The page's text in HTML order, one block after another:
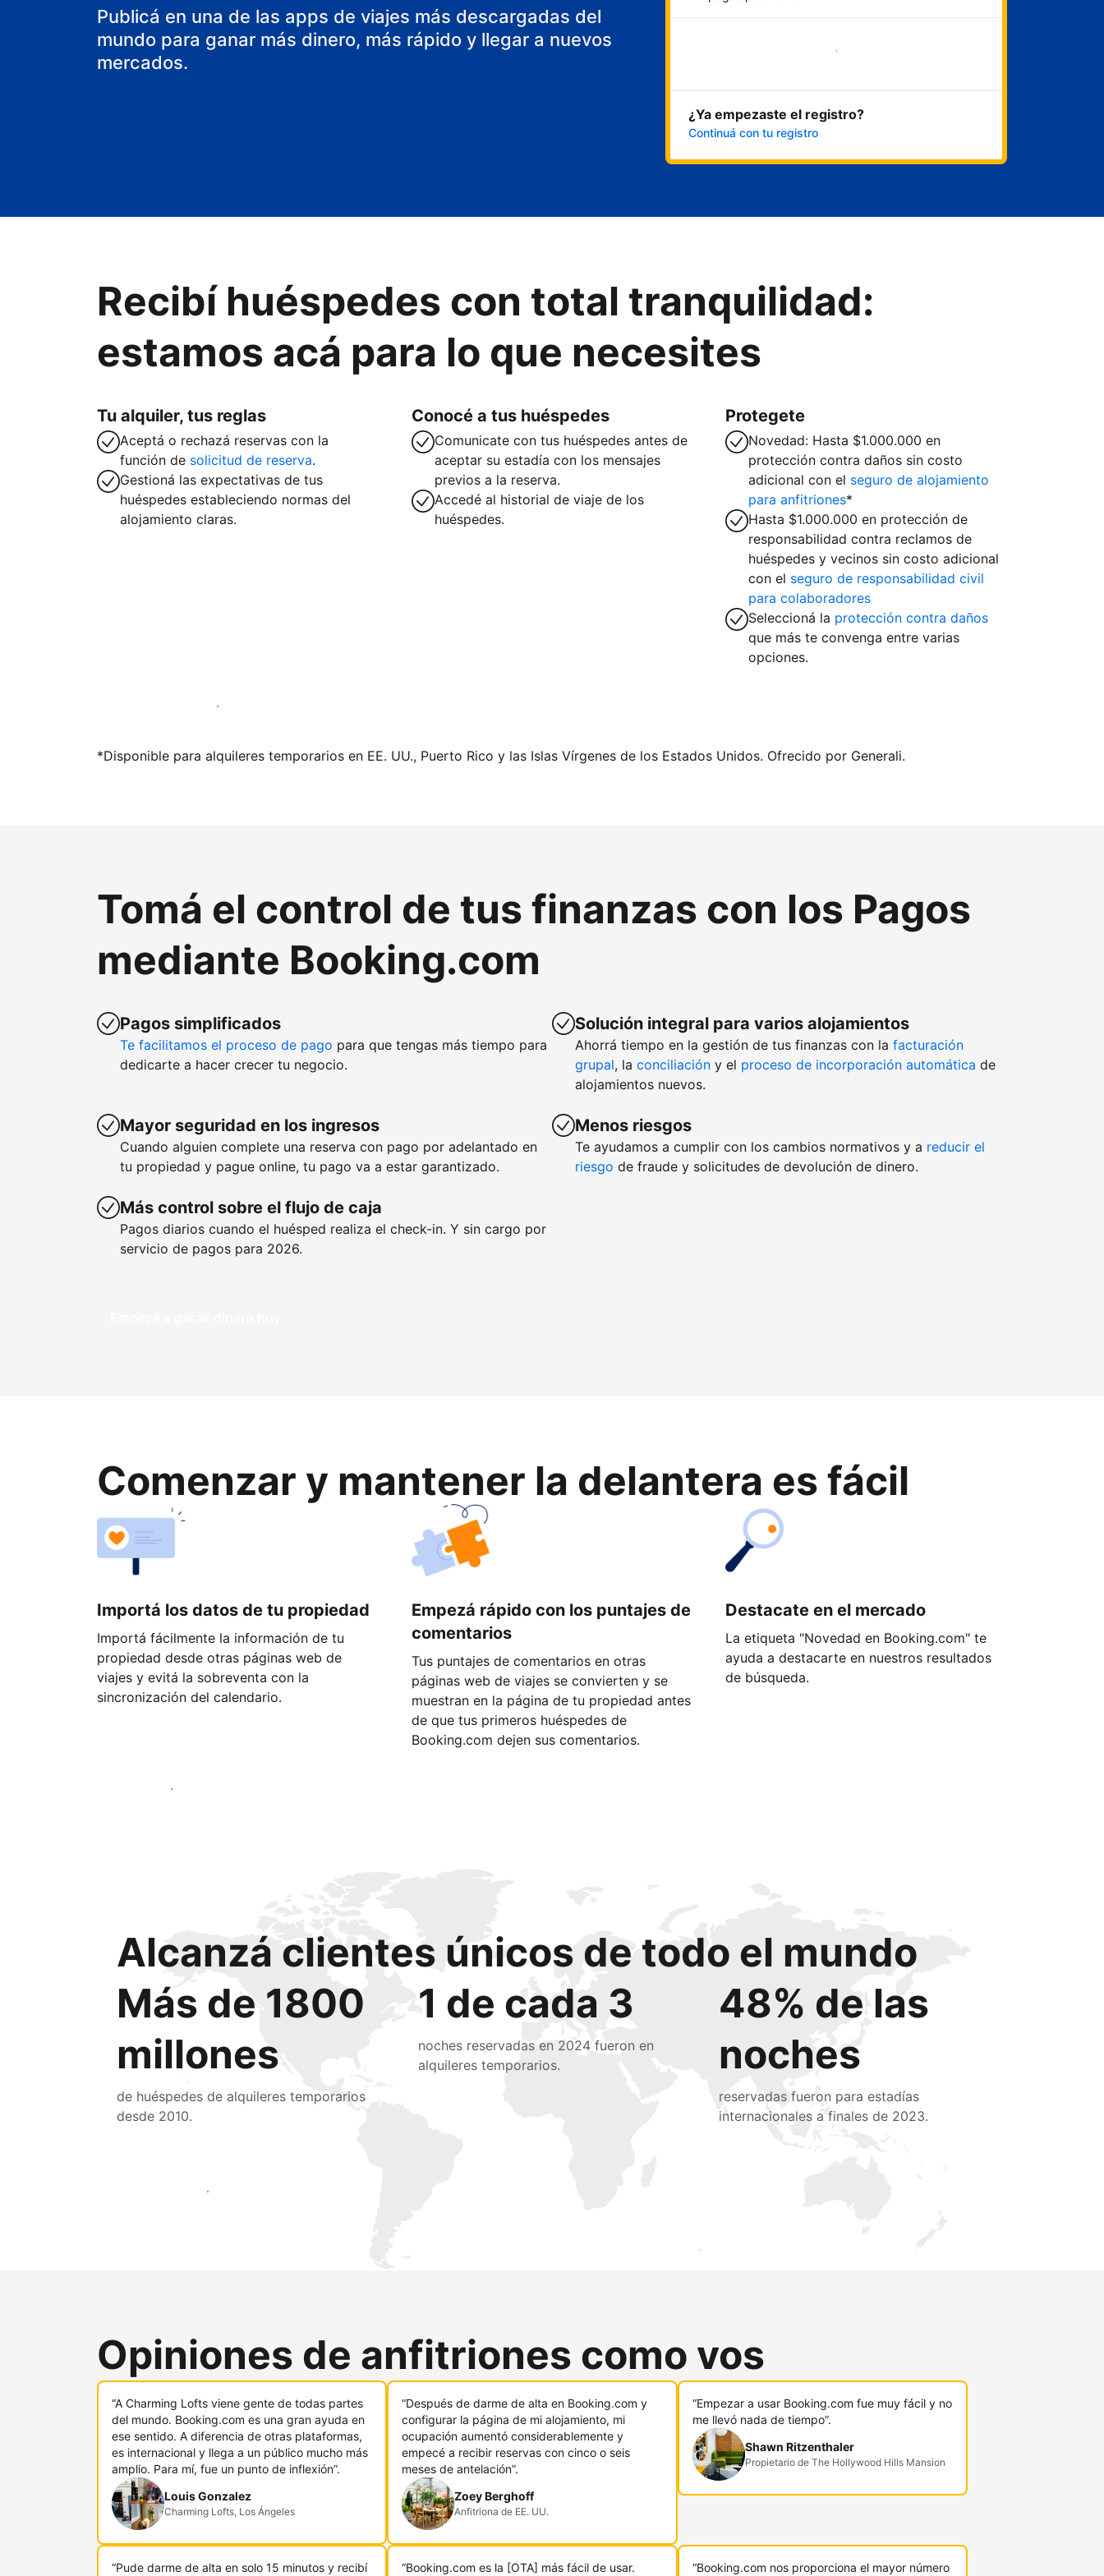
aparthotel
Publicá en una de las apps de viajes más descargadas del
mundo para ganar más dinero, más rápido y llegar a nuevos
mercados.
Empezar ahora
¿Ya empezaste el registro?
Continuá con tu registro
Recibí huéspedes con total tranquilidad:
estamos acá para lo que necesites
Tu alquiler, tus reglas
Aceptá o rechazá reservas con la
función de solicitud de reserva.
Gestioná las expectativas de tus
huéspedes estableciendo normas del
alojamiento claras.
Conocé a tus huéspedes
Comunicate con tus huéspedes antes de
aceptar su estadía con los mensajes
previos a la reserva.
Accedé al historial de viaje de los
huéspedes.
Protegete
Novedad: Hasta $1.000.000 en
protección contra daños sin costo
adicional con el seguro de alojamiento
para anfitriones*
Hasta $1.000.000 en protección de
responsabilidad contra reclamos de
huéspedes y vecinos sin costo adicional
con el seguro de responsabilidad civil
para colaboradores
Seleccioná la protección contra daños
que más te convenga entre varias
opciones.
Publicá en nuestra plataforma hoy
*Disponible para alquileres temporarios en EE. UU., Puerto Rico y las Islas Vírgenes de los Estados Unidos. Ofrecido por Generali.
Tomá el control de tus finanzas con los Pagos
mediante Booking.com
Pagos simplificados
Te facilitamos el proceso de pago para que tengas más tiempo para
dedicarte a hacer crecer tu negocio.
Mayor seguridad en los ingresos
Cuando alguien complete una reserva con pago por adelantado en
tu propiedad y pague online, tu pago va a estar garantizado.
Más control sobre el flujo de caja
Pagos diarios cuando el huésped realiza el check-in. Y sin cargo por
servicio de pagos para 2026.
Solución integral para varios alojamientos
Ahorrá tiempo en la gestión de tus finanzas con la facturación
grupal, la conciliación y el proceso de incorporación automática de
alojamientos nuevos.
Menos riesgos
Te ayudamos a cumplir con los cambios normativos y a reducir el
riesgo de fraude y solicitudes de devolución de dinero.
Empezá a ganar dinero hoy
Comenzar y mantener la delantera es fácil
Importá los datos de tu propiedad
Importá fácilmente la información de tu
propiedad desde otras páginas web de
viajes y evitá la sobreventa con la
sincronización del calendario.
Empezá rápido con los puntajes de
comentarios
Tus puntajes de comentarios en otras
páginas web de viajes se convierten y se
muestran en la página de tu propiedad antes
de que tus primeros huéspedes de
Booking.com dejen sus comentarios.
Destacate en el mercado
La etiqueta "Novedad en Booking.com" te
ayuda a destacarte en nuestros resultados
de búsqueda.
Empezá hoy mismo
Alcanzá clientes únicos de todo el mundo
Más de 1800
millones
de huéspedes de alquileres temporarios
desde 2010.
1 de cada 3
noches reservadas en 2024 fueron en
alquileres temporarios.
48% de las
noches
reservadas fueron para estadías
internacionales a finales de 2023.
Llegá a huéspedes nuevos hoy
Opiniones de anfitriones como vos
“A Charming Lofts viene gente de todas partes
del mundo. Booking.com es una gran ayuda en
ese sentido. A diferencia de otras plataformas,
es internacional y llega a un público mucho más
amplio. Para mí, fue un punto de inflexión”.
Louis Gonzalez
Charming Lofts, Los Ángeles
“Después de darme de alta en Booking.com y
configurar la página de mi alojamiento, mi
ocupación aumentó considerablemente y
empecé a recibir reservas con cinco o seis
meses de antelación”.
Zoey Berghoff
Anfitriona de EE. UU.
“Empezar a usar Booking.com fue muy fácil y no
me llevó nada de tiempo”.
Shawn Ritzenthaler
Propietario de The Hollywood Hills Mansion
“Pude darme de alta en solo 15 minutos y recibí “Booking.com es la [OTA] más fácil de usar. “Booking.com nos proporciona el mayor número